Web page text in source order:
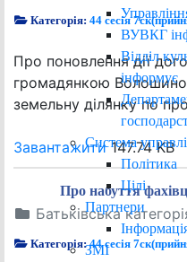
ВУВКГ
Відділ
інформує
Система
Політика
Цілі
Партнери
ЗМІ
Категорія:44 сесія
Про поновлення дії
громадянкою
земельну ділянку по
Завантажити147.74 KB
Про набуття
Батьківська
Категорія:44 сесія